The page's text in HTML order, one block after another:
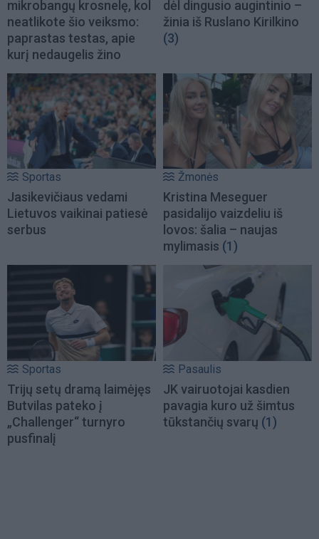
mikrobangų krosnelę, kol
neatlikote šio veiksmo:
paprastas testas, apie
kurį nedaugelis žino
dėl dingusio augintinio –
žinia iš Ruslano Kirilkino
(3)
Sportas
Jasikevičiaus vedami
Lietuvos vaikinai patiesė
serbus
Žmonės
Kristina Meseguer
pasidalijo vaizdeliu iš
lovos: šalia – naujas
mylimasis (1)
Sportas
Trijų setų dramą laimėjęs
Butvilas pateko į
„Challenger“ turnyro
pusfinalį
Pasaulis
JK vairuotojai kasdien
pavagia kuro už šimtus
tūkstančių svarų (1)